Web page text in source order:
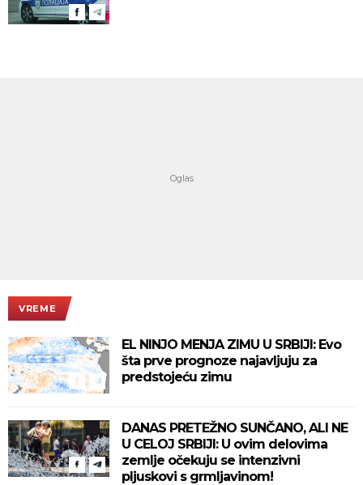
VREME
EL NINJO MENJA ZIMU U SRBIJI: Evo
šta prve prognoze najavljuju za
predstojeću zimu
DANAS PRETEŽNO SUNČANO, ALI NE
U CELOJ SRBIJI: U ovim delovima
zemlje očekuju se intenzivni
pljuskovi s grmljavinom!